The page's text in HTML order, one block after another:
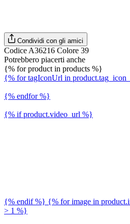
Condividi con gli amici
Codice A36216 Colore 39
Potrebbero piacerti anche
{% for product in products %}
{% for tagIconUrl in
{% endfor %}
{% if product.video_url %}
{% endif %} {% for image in
> 1 %}